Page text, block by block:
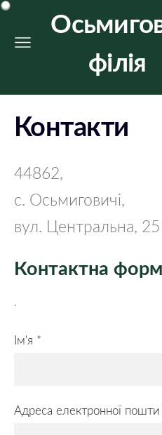
філія
Контакти
44862,
с. Осьмиговичі,
вул. Центральна, 25
Контактна
.
Ім'я *
Адреса електронної пошти